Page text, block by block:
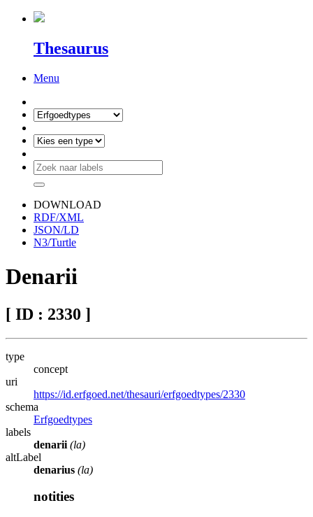
Thesaurus
Menu
DOWNLOAD
RDF/XML
JSON/LD
N3/Turtle
Denarii
[ ID : 2330 ]
type
concept
uri
https://id.erfgoed.net/thesauri/erfgoedtypes/2330
schema
Erfgoedtypes
labels
denarii (la)
altLabel
denarius (la)
notities